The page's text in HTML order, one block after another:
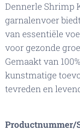
Dennerle Shrimp
garnalenvoer
van essentiële
voor gezonde
Gemaakt van
kunstmatige
tevreden en
Productnummer/